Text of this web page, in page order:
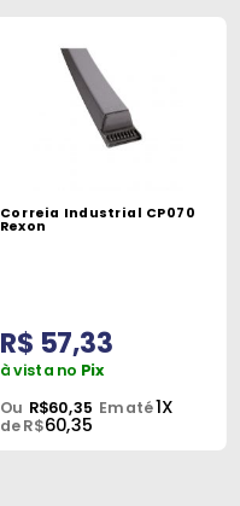
Correia Industrial CP070
Rexon
R$ 57,33
à vista no Pix
Ou R$60,35 Em até1X
de R$60,35